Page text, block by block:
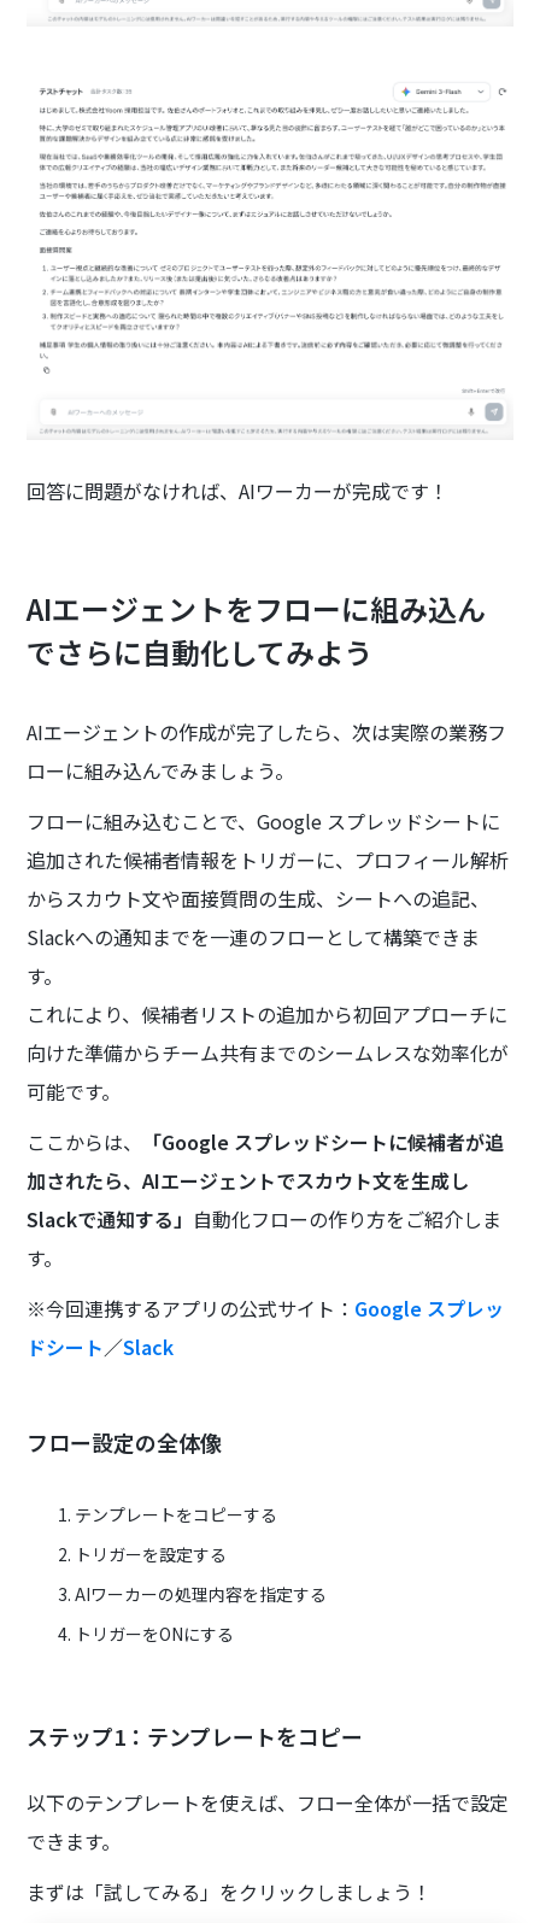
回答に問題がなければ、AIワーカーが完成です！
AIエージェントをフローに組み込ん
でさらに自動化してみよう
AIエージェントの作成が完了したら、次は実際の業務フ
ローに組み込んでみましょう。
フローに組み込むことで、Google スプレッドシートに
追加された候補者情報をトリガーに、プロフィール解析
からスカウト文や面接質問の生成、シートへの追記、
Slackへの通知までを一連のフローとして構築できま
す。
これにより、候補者リストの追加から初回アプローチに
向けた準備からチーム共有までのシームレスな効率化が
可能です。
ここからは、
「Google スプレッドシートに候補者が追
加されたら、AIエージェントでスカウト文を生成し
Slackで通知する」 自動化フローの作り方をご紹介しま
す。
※今回連携するアプリの公式サイト： Google スプレッ
ドシート／Slack
フロー設定の全体像
テンプレートをコピーする
トリガーを設定する
AIワーカーの処理内容を指定する
トリガーをONにする
ステップ1：テンプレートをコピー
以下のテンプレートを使えば、フロー全体が一括で設定
できます。
まずは「試してみる」をクリックしましょう！